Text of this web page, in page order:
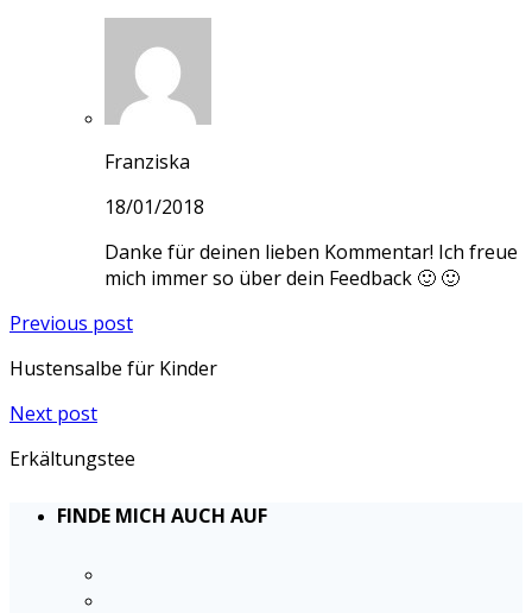
Franziska
18/01/2018
Danke für deinen lieben Kommentar! Ich freue
mich immer so über dein Feedback 🙂 🙂
Previous post
Hustensalbe für Kinder
Next post
Erkältungstee
FINDE MICH AUCH AUF